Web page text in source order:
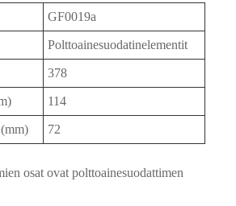
GF0019a
Polttoainesuodatinelementit
378
114
72
osat ovat polttoainesuodattimen